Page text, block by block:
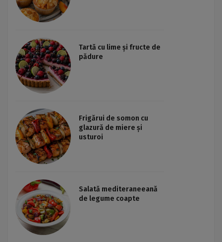
Tartă cu lime și fructe de
pădure
Frigărui de somon cu
glazură de miere și
usturoi
Salată mediteraneeană
de legume coapte